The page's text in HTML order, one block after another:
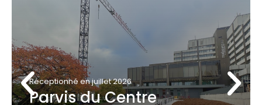
Réceptionné en juillet 2026
Parvis du Centre